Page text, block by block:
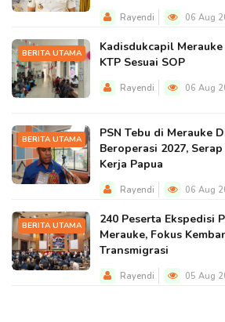
Rayendi 06 Aug
BERITA UTAMA
Kadisdukcapil
KTP Sesuai SOP
Rayendi 06 Aug
BERITA UTAMA
PSN Tebu di Merauke
Beroperasi 2027,
Kerja Papua
Rayendi 06 Aug
BERITA UTAMA
240 Peserta Ekspedisi
Merauke, Fokus
Transmigrasi
Rayendi 05 Aug